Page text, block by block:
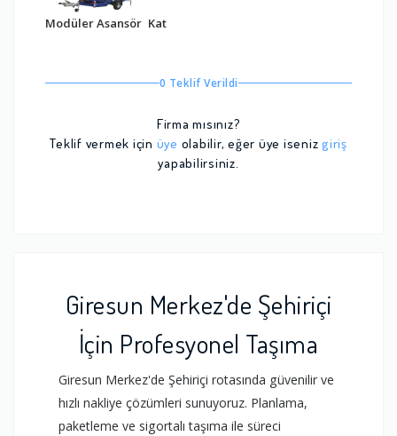
Modüler Asansör Kat
0 Teklif Verildi
Firma mısınız?
Teklif vermek için üye olabilir, eğer üye iseniz giriş
yapabilirsiniz.
Giresun Merkez'de Şehiriçi
İçin Profesyonel Taşıma
Giresun Merkez'de Şehiriçi rotasında güvenilir ve
hızlı nakliye çözümleri sunuyoruz. Planlama,
paketleme ve sigortalı taşıma ile süreci